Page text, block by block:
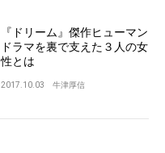
『ドリーム』傑作ヒューマン
ドラマを裏で支えた３人の女
性とは
2017.10.03 牛津厚信